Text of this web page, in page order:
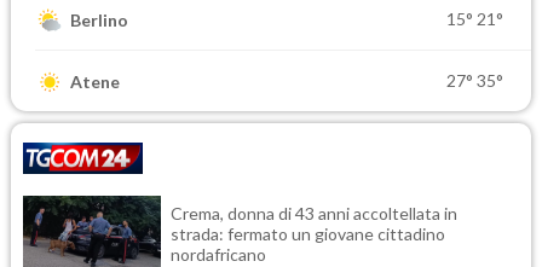
Berlino 15° 21°
Atene 27° 35°
Crema, donna di 43 anni accoltellata in
strada: fermato un giovane cittadino
nordafricano